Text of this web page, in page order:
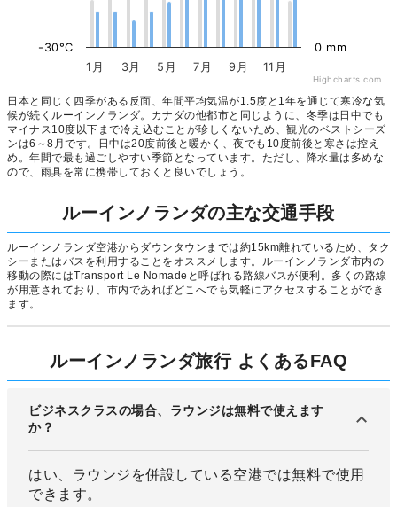
1月 3月 5月 7月 9月 11月
-30°C 0 mm
Highcharts.com
日本と同じく四季がある反面、年間平均気温が1.5度と1年を通じて寒冷な気
候が続くルーインノランダ。カナダの他都市と同じように、冬季は日中でも
マイナス10度以下まで冷え込むことが珍しくないため、観光のベストシーズ
ンは6～8月です。日中は20度前後と暖かく、夜でも10度前後と寒さは控え
め。年間で最も過ごしやすい季節となっています。ただし、降水量は多めな
ので、雨具を常に携帯しておくと良いでしょう。
ルーインノランダの主な交通手段
ルーインノランダ空港からダウンタウンまでは約15km離れているため、タク
シーまたはバスを利用することをオススメします。ルーインノランダ市内の
移動の際にはTransport Le Nomadeと呼ばれる路線バスが便利。多くの路線
が用意されており、市内であればどこへでも気軽にアクセスすることができ
ます。
ルーインノランダ旅行 よくあるFAQ
ビジネスクラスの場合、ラウンジは無料で使えます
か？
はい、ラウンジを併設している空港では無料で使用
できます。